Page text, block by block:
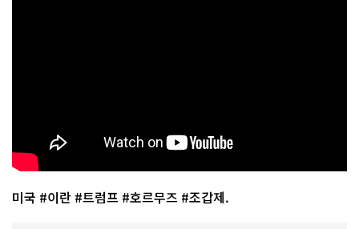
미국 #이란 #트럼프 #호르무즈 #조갑제.